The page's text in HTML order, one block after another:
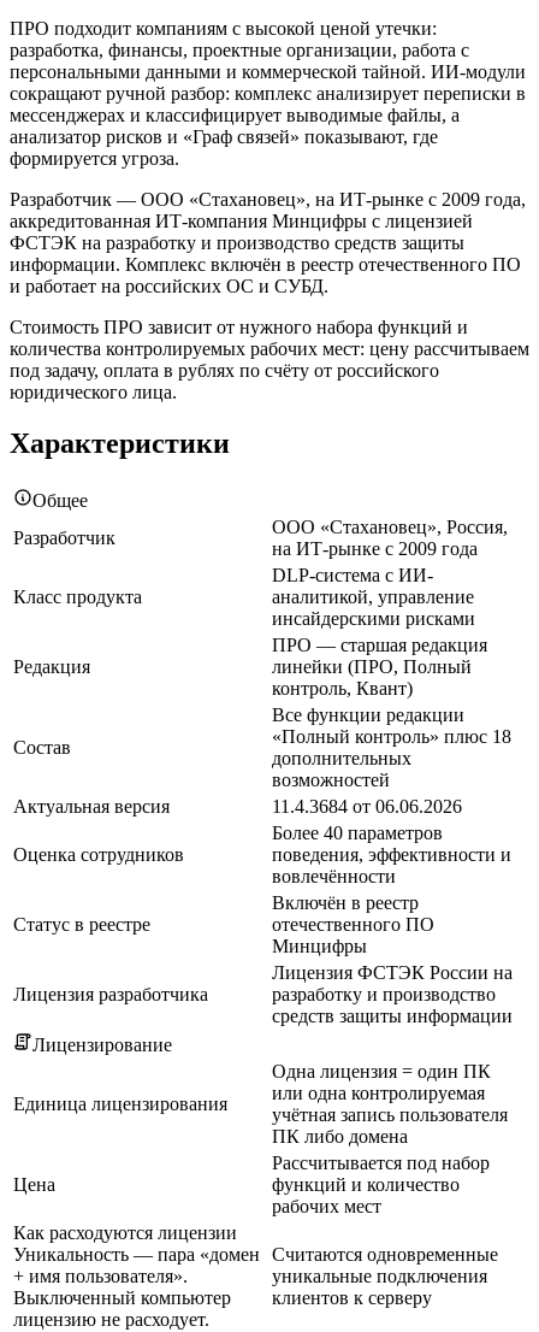
ПРО подходит компаниям с высокой ценой утечки:
разработка, финансы, проектные организации, работа с
персональными данными и коммерческой тайной. ИИ-модули
сокращают ручной разбор: комплекс анализирует переписки в
мессенджерах и классифицирует выводимые файлы, а
анализатор рисков и «Граф связей» показывают, где
формируется угроза.
Разработчик — ООО «Стахановец», на ИТ-рынке с 2009 года,
аккредитованная ИТ-компания Минцифры с лицензией
ФСТЭК на разработку и производство средств защиты
информации. Комплекс включён в реестр отечественного ПО
и работает на российских ОС и СУБД.
Стоимость ПРО зависит от нужного набора функций и
количества контролируемых рабочих мест: цену рассчитываем
под задачу, оплата в рублях по счёту от российского
юридического лица.
Характеристики
Общее
Разработчик
ООО «Стахановец», Россия,
на ИТ-рынке с 2009 года
Класс продукта
DLP-система с ИИ-
аналитикой, управление
инсайдерскими рисками
Редакция
ПРО — старшая редакция
линейки (ПРО, Полный
контроль, Квант)
Состав
Все функции редакции
«Полный контроль» плюс 18
дополнительных
возможностей
Актуальная версия
11.4.3684 от 06.06.2026
Оценка сотрудников
Более 40 параметров
поведения, эффективности и
вовлечённости
Статус в реестре
Включён в реестр
отечественного ПО
Минцифры
Лицензия разработчика
Лицензия ФСТЭК России на
разработку и производство
средств защиты информации
Лицензирование
Единица лицензирования
Одна лицензия = один ПК
или одна контролируемая
учётная запись пользователя
ПК либо домена
Цена
Рассчитывается под набор
функций и количество
рабочих мест
Как расходуются лицензии
Уникальность — пара «домен
+ имя пользователя».
Выключенный компьютер
лицензию не расходует.
Считаются одновременные
уникальные подключения
клиентов к серверу